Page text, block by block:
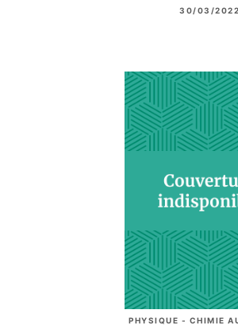
30/03/2022
PHYSIQUE - CHIMIE